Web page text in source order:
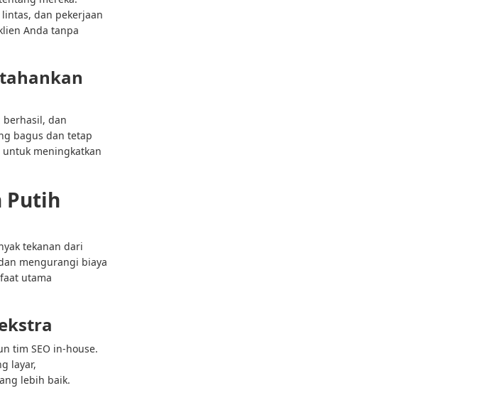
dan pekerjaan
Anda tanpa
berhasil, dan
bagus dan tetap
meningkatkan
Putih
tekanan dari
mengurangi biaya
utama
tim SEO in-house.
layar,
lebih baik.